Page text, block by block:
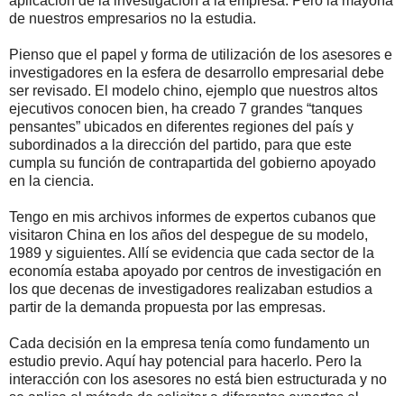
de nuestros empresarios no la estudia.
Pienso que el papel y forma de utilización de los asesores e
investigadores en la esfera de desarrollo empresarial debe
ser revisado. El modelo chino, ejemplo que nuestros altos
ejecutivos conocen bien, ha creado 7 grandes “tanques
pensantes” ubicados en diferentes regiones del país y
subordinados a la dirección del partido, para que este
cumpla su función de contrapartida del gobierno apoyado
en la ciencia.
Tengo en mis archivos informes de expertos cubanos que
visitaron China en los años del despegue de su modelo,
1989 y siguientes. Allí se evidencia que cada sector de la
economía estaba apoyado por centros de investigación en
los que decenas de investigadores realizaban estudios a
partir de la demanda propuesta por las empresas.
Cada decisión en la empresa tenía como fundamento un
estudio previo. Aquí hay potencial para hacerlo. Pero la
interacción con los asesores no está bien estructurada y no